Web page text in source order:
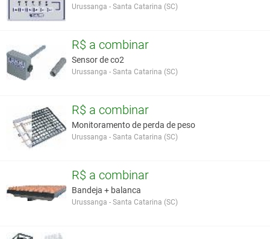
Urussanga - Santa Catarina (SC)
R$ a combinar
Sensor de co2
Urussanga - Santa Catarina (SC)
R$ a combinar
Monitoramento de perda de peso
Urussanga - Santa Catarina (SC)
R$ a combinar
Bandeja + balanca
Urussanga - Santa Catarina (SC)